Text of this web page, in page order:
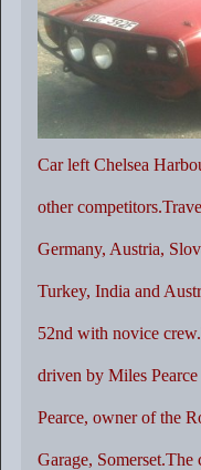
Car left Chelsea
other
Germany, Austria,
Turkey, India and
52nd with novice
driven by Miles
Pearce, owner of the
Garage,